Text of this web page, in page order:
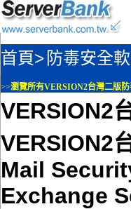
首頁> 防毒安全
>>瀏覽所有VERSION2台灣二版
VERSION2
VERSION2
Mail
Exchange